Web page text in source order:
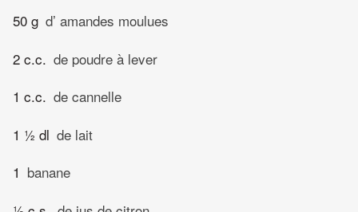
50 g d’ amandes moulues
2 c.c. de poudre à lever
1 c.c. de cannelle
1 ½ dl de lait
1 banane